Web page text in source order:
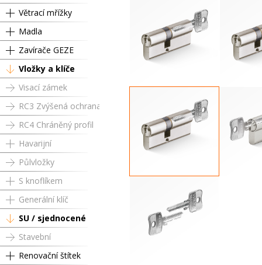
Větrací mřížky
Madla
Zavírače GEZE
Vložky a klíče
Visací zámek
RC3 Zvýšená ochrana
RC4 Chráněný profil
Havarijní
Půlvložky
S knoflíkem
Generální klíč
SU / sjednocené
Stavební
Renovační štítek